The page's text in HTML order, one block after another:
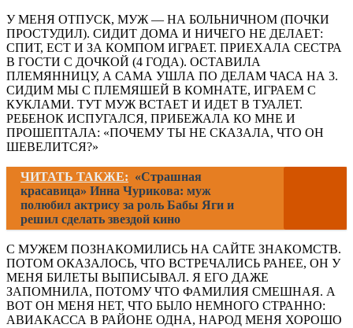
У МЕНЯ ОТПУСК, МУЖ — НА БОЛЬНИЧНОМ (ПОЧКИ
ПРОСТУДИЛ). СИДИТ ДОМА И НИЧЕГО НЕ ДЕЛАЕТ:
СПИТ, ЕСТ И ЗА КОМПОМ ИГРАЕТ. ПРИЕХАЛА СЕСТРА
В ГОСТИ С ДОЧКОЙ (4 ГОДА). ОСТАВИЛА
ПЛЕМЯННИЦУ, А САМА УШЛА ПО ДЕЛАМ ЧАСА НА 3.
СИДИМ МЫ С ПЛЕМЯШЕЙ В КОМНАТЕ, ИГРАЕМ С
КУКЛАМИ. ТУТ МУЖ ВСТАЕТ И ИДЕТ В ТУАЛЕТ.
РЕБЕНОК ИСПУГАЛСЯ, ПРИБЕЖАЛА КО МНЕ И
ПРОШЕПТАЛА: «ПОЧЕМУ ТЫ НЕ СКАЗАЛА, ЧТО ОН
ШЕВЕЛИТСЯ?»
ЧИТАТЬ ТАКЖЕ: «Страшная
красавица» Инна Чурикова: муж
полюбил актрису за роль Бабы Яги и
решил сделать звездой кино
С МУЖЕМ ПОЗНАКОМИЛИСЬ НА САЙТЕ ЗНАКОМСТВ.
ПОТОМ ОКАЗАЛОСЬ, ЧТО ВСТРЕЧАЛИСЬ РАНЕЕ, ОН У
МЕНЯ БИЛЕТЫ ВЫПИСЫВАЛ. Я ЕГО ДАЖЕ
ЗАПОМНИЛА, ПОТОМУ ЧТО ФАМИЛИЯ СМЕШНАЯ. А
ВОТ ОН МЕНЯ НЕТ, ЧТО БЫЛО НЕМНОГО СТРАННО:
АВИАКАССА В РАЙОНЕ ОДНА, НАРОД МЕНЯ ХОРОШО